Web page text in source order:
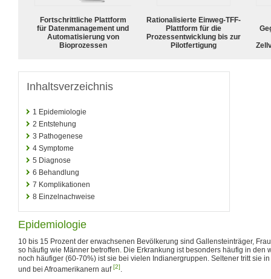
Fortschrittliche Plattform
für Datenmanagement und
Automatisierung von
Bioprozessen
Rationalisierte Einweg-TFF-
Plattform für die
Prozessentwicklung bis zur
Pilotfertigung
Inhaltsverzeichnis
1 Epidemiologie
2 Entstehung
3 Pathogenese
4 Symptome
5 Diagnose
6 Behandlung
7 Komplikationen
8 Einzelnachweise
Epidemiologie
10 bis 15 Prozent der erwachsenen Bevölkerung sind Gallensteinträger,
so häufig wie Männer betroffen. Die Erkrankung ist besonders häufig in den
noch häufiger (60-70%) ist sie bei vielen Indianergruppen. Seltener tritt sie
und bei Afroamerikanern auf[2].